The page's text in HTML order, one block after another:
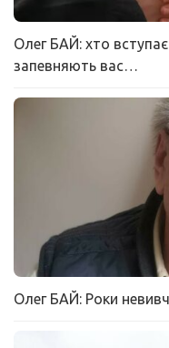
Олег БАЙ: хто
запевняють вас…
Олег БАЙ: Роки